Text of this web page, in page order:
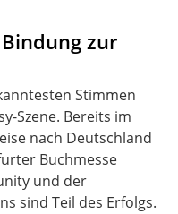
zur
Stimmen
Szene. Bereits im
nach Deutschland
Buchmesse
und der
sind Teil des Erfolgs.